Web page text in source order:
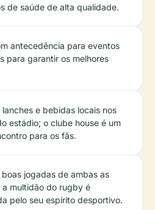
de saúde de alta qualidade.
antecedência para eventos
para garantir os melhores
e bebidas locais nos
estádio; o clube house é um
para os fãs.
jogadas de ambas as
a multidão do rugby é
pelo seu espírito desportivo.